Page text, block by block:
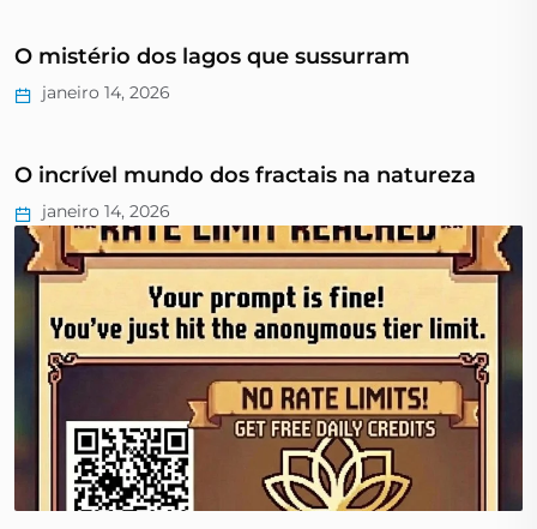
O mistério dos lagos que sussurram
janeiro 14, 2026
O incrível mundo dos fractais na natureza
janeiro 14, 2026